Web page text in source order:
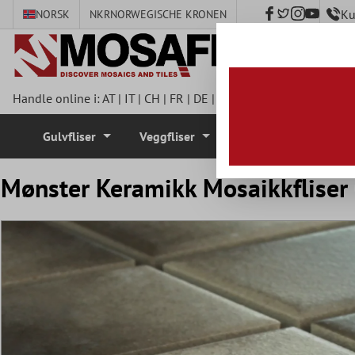
NORSK NKRNORWEGISCHE KRONEN
Handle online i:AT| IT| CH | FR | DE |
Gulvfliser Veggfliser
Mønster Keramikk Mosaikkfliser